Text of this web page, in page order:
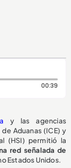
00:39
y las agencias
Aduanas (ICE) y
(HSI) permitió la
red señalada de
Estados Unidos.